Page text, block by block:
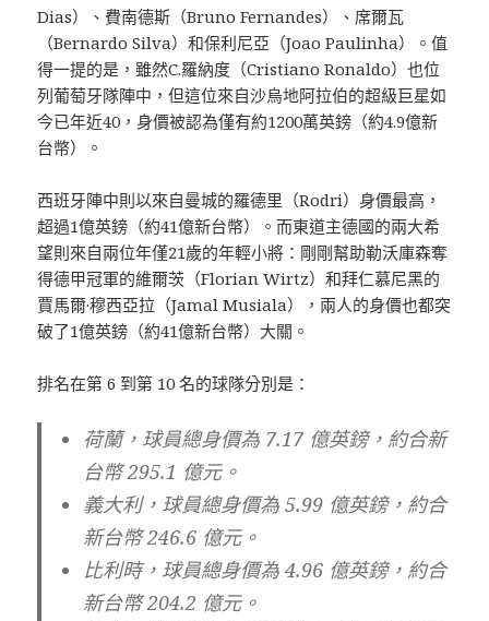
Dias）、費南德斯（Bruno Fernandes）、席爾瓦
（Bernardo Silva）和保利尼亞（Joao Paulinha）。值
得一提的是，雖然C.羅納度（Cristiano Ronaldo）也位
列葡萄牙隊陣中，但這位來自沙烏地阿拉伯的超級巨星如
今已年近40，身價被認為僅有約1200萬英鎊（約4.9億新
台幣）。
西班牙陣中則以來自曼城的羅德里（Rodri）身價最高，
超過1億英鎊（約41億新台幣）。而東道主德國的兩大希
望則來自兩位年僅21歲的年輕小將：剛剛幫助勒沃庫森奪
得德甲冠軍的維爾茨（Florian Wirtz）和拜仁慕尼黑的
賈馬爾·穆西亞拉（Jamal Musiala），兩人的身價也都突
破了1億英鎊（約41億新台幣）大關。
排名在第 6 到第 10 名的球隊分別是：
荷蘭，球員總身價為 7.17 億英鎊，約合新
台幣 295.1 億元。
義大利，球員總身價為 5.99 億英鎊，約合
新台幣 246.6 億元。
比利時，球員總身價為 4.96 億英鎊，約合
新台幣 204.2 億元。